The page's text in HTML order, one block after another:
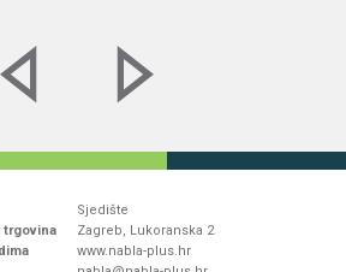
trgovina
Sjedište
Zagreb, Lukoranska 2
www.nabla-plus.hr